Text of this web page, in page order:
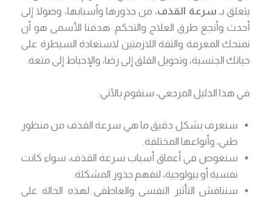
يتعلق بـ سرعة القذف، من جذورها وأسبابها، وصولا إلى
أحدث وأنجع طرق العلاج والتحكم. هدفنا الأسمى هو أن
نمنحك المعرفة والثقة اللازمتين لاستعادة السيطرة على
حياتك الجنسية، وتحويل القلق إلى رضا، والإحباط إلى متعة.
في هذا الدليل المرجعي، سنقوم بالآتي:
سنعرف بشكل دقيق ما هي سرعة القذف من منظور
طبي، وأنواعها المختلفة.
سنغوص في أعماق أسباب سرعة القذف، سواء كانت
نفسية أو بيولوجية، لنفهم جذور المشكلة.
سنناقش التأثير النفسي والعاطفي لهذه الحالة على